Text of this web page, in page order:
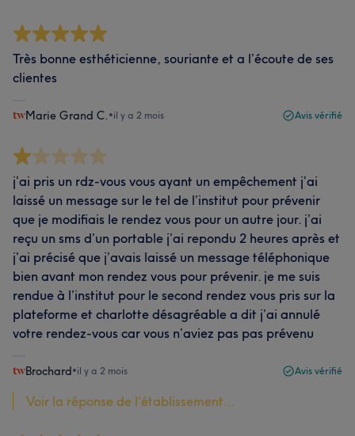
Très bonne esthéticienne, souriante et a l’écoute de ses
clientes
Marie Grand C. •il y a 2 mois Avis vérifié
j’ai pris un rdz-vous vous ayant un empêchement j’ai
laissé un message sur le tel de l’institut pour prévenir
que je modifiais le rendez vous pour un autre jour. j’ai
reçu un sms d’un portable j’ai repondu 2 heures après et
j’ai précisé que j’avais laissé un message téléphonique
bien avant mon rendez vous pour prévenir. je me suis
rendue à l’institut pour le second rendez vous pris sur la
plateforme et charlotte désagréable a dit j’ai annulé
votre rendez-vous car vous n’aviez pas pas prévenu
Brochard •il y a 2 mois Avis vérifié
Voir la réponse de l'établissement...